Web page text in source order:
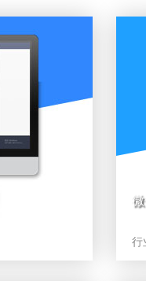
行